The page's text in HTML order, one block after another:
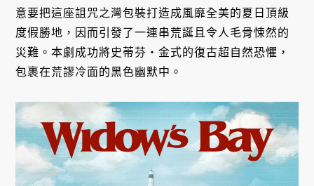
意要把這座詛咒之灣包裝打造成風靡全美的夏日頂級
度假勝地，因而引發了一連串荒誕且令人毛骨悚然的
災難。本劇成功將史蒂芬・金式的復古超自然恐懼，
包裹在荒謬冷面的黑色幽默中。